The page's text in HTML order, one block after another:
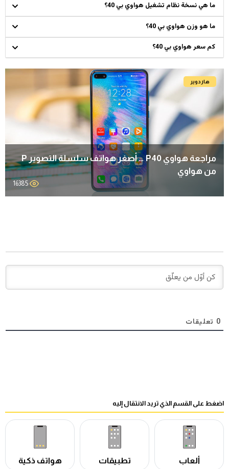
ما هي نسخة نظام تشغيل هواوي بي 40؟
ما هو وزن هواوي بي 40؟
كم سعر هواوي بي 40؟
هاردوير
مراجعة هواوي P40 … أصغر هواتف سلسلة التصوير P
من هواوي
16385
0 تعليقات
اضغط على القسم الذي تريد الانتقال إليه
ألعاب تطبيقات هواتف ذكية